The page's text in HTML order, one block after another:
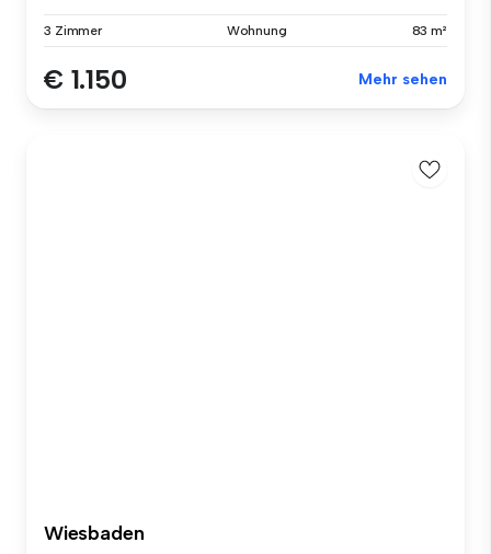
3 Zimmer Wohnung 83 m²
€ 1.150 Mehr sehen
Wiesbaden